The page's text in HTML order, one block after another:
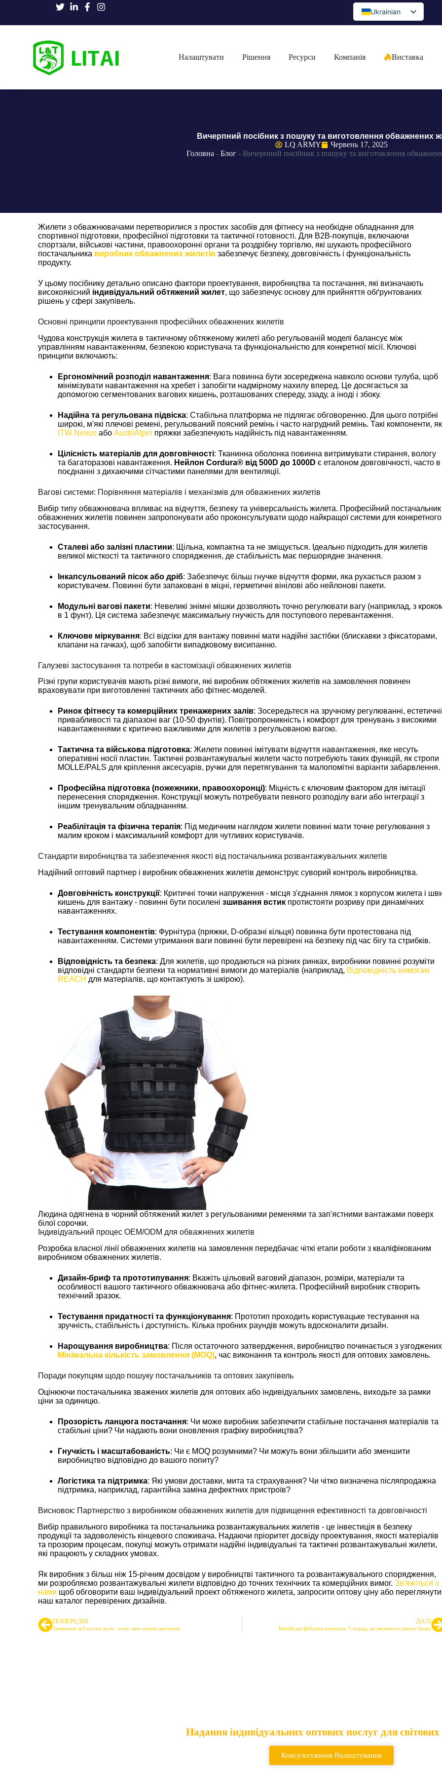
Ukrainian
English
Portuguese
Russian
Bulgarian
Finnish
Korean
Swedish
Italian
Налаштувати Рішення Ресурси Компанія Виставка
Вичерпний посібник з пошуку та виготовлення обважнених
LQ ARMY
Червень 17, 2025
Головна - Блог- Вичерпний посібник з пошуку та виготовлення
Жилети з обважнювачами перетворилися з простих засобів для фітнесу на необхідне обладнання для
спортивної підготовки, професійної підготовки та тактичної готовності. Для B2B-покупців, включаючи
спортзали, військові частини, правоохоронні органи та роздрібну торгівлю, які шукають професійного
постачальника виробник обважнених жилетів забезпечує безпеку, довговічність і функціональність
продукту.
У цьому посібнику детально описано фактори проектування, виробництва та постачання, які визначають
високоякісний індивідуальний обтяжений жилет, що забезпечує основу для прийняття обґрунтованих
рішень у сфері закупівель.
Основні принципи проектування професійних обважнених жилетів
Чудова конструкція жилета в тактичному обтяженому жилеті або регульованій моделі балансує між
управлінням навантаженням, безпекою користувача та функціональністю для конкретної місії. Ключові
принципи включають:
Ергономічний розподіл навантаження: Вага повинна бути зосереджена навколо основи тулуба, щоб
мінімізувати навантаження на хребет і запобігти надмірному нахилу вперед. Це досягається за
допомогою сегментованих вагових кишень, розташованих спереду, ззаду, а іноді і збоку.
Надійна та регульована підвіска: Стабільна платформа не підлягає обговоренню. Для цього потрібні
широкі, м'які плечові ремені, регульований поясний ремінь і часто нагрудний ремінь. Такі компоненти, як
ITW NexusабоAustriAlpin пряжки забезпечують надійність під навантаженням.
Цілісність матеріалів для довговічності: Тканинна оболонка повинна витримувати стирання, вологу
та багаторазові навантаження. Нейлон Cordura® від 500D до 1000D є еталоном довговічності, часто в
поєднанні з дихаючими сітчастими панелями для вентиляції.
Вагові системи: Порівняння матеріалів і механізмів для обважнених жилетів
Вибір типу обважнювача впливає на відчуття, безпеку та універсальність жилета. Професійний постачальник
обважнених жилетів повинен запропонувати або проконсультувати щодо найкращої системи для конкретного
застосування.
Сталеві або залізні пластини: Щільна, компактна та не зміщується. Ідеально підходить для жилетів
великої місткості та тактичного спорядження, де стабільність має першорядне значення.
Інкапсульований пісок або дріб: Забезпечує більш гнучке відчуття форми, яка рухається разом з
користувачем. Повинні бути запаковані в міцні, герметичні вінілові або нейлонові пакети.
Модульні вагові пакети: Невеликі знімні мішки дозволяють точно регулювати вагу (наприклад, з
в 1 фунт). Ця система забезпечує максимальну гнучкість для поступового перевантаження.
Ключове міркування: Всі відсіки для вантажу повинні мати надійні застібки (блискавки з фіксаторами,
клапани на гачках), щоб запобігти випадковому висипанню.
Галузеві застосування та потреби в кастомізації обважнених жилетів
Різні групи користувачів мають різні вимоги, які виробник обтяжених жилетів на замовлення повинен
враховувати при виготовленні тактичних або фітнес-моделей.
Ринок фітнесу та комерційних тренажерних залів: Зосередьтеся на зручному регулюванні,
привабливості та діапазоні ваг (10-50 фунтів). Повітропроникність і комфорт для тренувань з високими
навантаженнями є критично важливими для жилетів з регульованою вагою.
Тактична та військова підготовка: Жилети повинні імітувати відчуття навантаження, яке несуть
оперативні носії пластин. Тактичні розвантажувальні жилети часто потребують таких функцій, як стропи
MOLLE/PALS для кріплення аксесуарів, ручки для перетягування та малопомітні варіанти забарвлення.
Професійна підготовка (пожежники, правоохоронці): Міцність є ключовим фактором для імітації
перенесення спорядження. Конструкції можуть потребувати певного розподілу ваги або інтеграції з
іншим тренувальним обладнанням.
Реабілітація та фізична терапія: Під медичним наглядом жилети повинні мати точне регулювання з
малим кроком і максимальний комфорт для чутливих користувачів.
Стандарти виробництва та забезпечення якості від постачальника розвантажувальних жилетів
Надійний оптовий партнер і виробник обважнених жилетів демонструє суворий контроль виробництва.
Довговічність конструкції: Критичні точки напруження - місця з'єднання лямок з корпусом жилета і
кишень для вантажу - повинні бути посиленізшивання встик протистояти розриву при динамічних
навантаженнях.
Тестування компонентів: Фурнітура (пряжки, D-образні кільця) повинна бути протестована під
навантаженням. Системи утримання ваги повинні бути перевірені на безпеку під час бігу та стрибків.
Відповідність та безпека: Для жилетів, що продаються на різних ринках, виробники повинні розуміти
відповідні стандарти безпеки та нормативні вимоги до матеріалів (наприклад, Відповідність вимогам
REACH для матеріалів, що контактують зі шкірою).
Людина одягнена в чорний обтяжений жилет з регульованими ременями та зап'ястними вантажами поверх
білої сорочки.
Індивідуальний процес OEM/ODM для обважнених жилетів
Розробка власної лінії обважнених жилетів на замовлення передбачає чіткі етапи роботи з кваліфікованим
виробником обважнених жилетів.
Дизайн-бриф та прототипування: Вкажіть цільовий ваговий діапазон, розміри, матеріали та
особливості вашого тактичного обважнювача або фітнес-жилета. Професійний виробник створить
технічний зразок.
Тестування придатності та функціонування: Прототип проходить користувацьке тестування на
зручність, стабільність і доступність. Кілька пробних раундів можуть вдосконалити дизайн.
Нарощування виробництва: Після остаточного затвердження, виробництво починається з узгоджених
Мінімальна кількість замовлення (MOQ), час виконання та контроль якості для оптових замовлень.
Поради покупцям щодо пошуку постачальників та оптових закупівель
Оцінюючи постачальника зважених жилетів для оптових або індивідуальних замовлень, виходьте за рамки
ціни за одиницю.
Прозорість ланцюга постачання: Чи може виробник забезпечити стабільне постачання матеріалів та
стабільні ціни? Чи надають вони оновлення графіку виробництва?
Гнучкість і масштабованість: Чи є MOQ розумними? Чи можуть вони збільшити або зменшити
виробництво відповідно до вашого попиту?
Логістика та підтримка: Які умови доставки, мита та страхування? Чи чітко визначена післяпродажна
підтримка, наприклад, гарантійна заміна дефектних пристроїв?
Висновок: Партнерство з виробником обважнених жилетів для підвищення ефективності та довговічності
Вибір правильного виробника та постачальника розвантажувальних жилетів - це інвестиція в безпеку
продукції та задоволеність кінцевого споживача. Надаючи пріоритет досвіду проектування, якості матеріалів
та прозорим процесам, покупці можуть отримати надійні індивідуальні та тактичні розвантажувальні жилети,
які працюють у складних умовах.
Як виробник з більш ніж 15-річним досвідом у виробництві тактичного та розвантажувального спорядження,
ми розробляємо розвантажувальні жилети відповідно до точних технічних та комерційних вимог.Зв'яжіться з
нами щоб обговорити ваш індивідуальний проект обтяженого жилета, запросити оптову ціну або переглянути
наш каталог перевірених дизайнів.
ПОПЕРЕДНІ
Зшивання зубчастих коліс: чому шви мають значення
ДАЛІ
Китайські фабрики рюкзаків: 5 порад, як зменшити рівень браку
Надання індивідуальних оптових послуг для світових
Консультування Налаштування